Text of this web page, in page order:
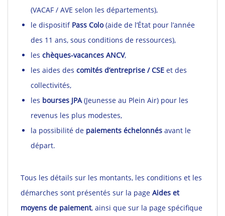
(VACAF / AVE selon les départements),
le dispositif Pass Colo(aide de l’État pour l’année
des 11 ans, sous conditions de ressources),
les chèques-vacances ANCV,
les aides des comités d’entreprise / CSE et des
collectivités,
les bourses JPA(Jeunesse au Plein Air) pour les
revenus les plus modestes,
la possibilité de paiements échelonnés avant le
départ.
Tous les détails sur les montants, les conditions et les
démarches sont présentés sur la page Aides et
moyens de paiement, ainsi que sur la page spécifique